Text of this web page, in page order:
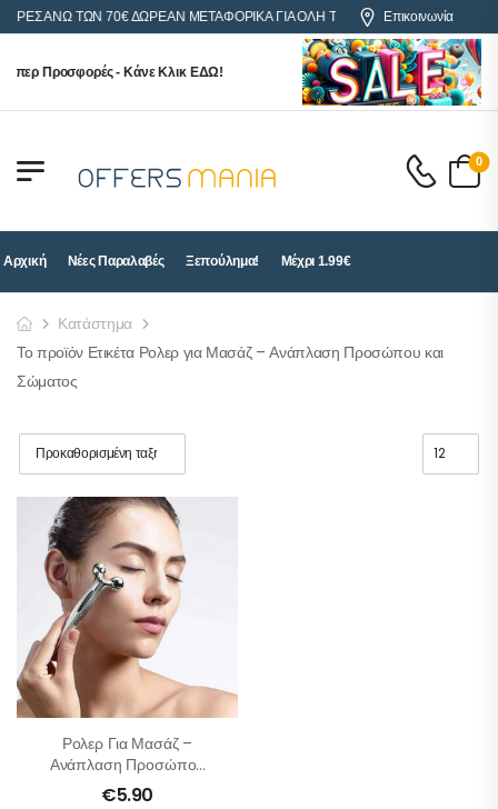
ΑΝΩ ΤΩΝ 70€ ΔΩΡΕΑΝ ΜΕΤΑΦΟΡΙΚΑ ΓΙΑ ΟΛΗ ΤΗΝ ΕΛΛΑΔΑΕπικοινωνία
Προσφορές - Κάνε Κλικ ΕΔΩ!
0
Αρχική Νέες Παραλαβές Ξεπούλημα! Μέχρι 1.99€
Κατάστημα
Το προϊόν Ετικέτα Ρολερ για Μασάζ – Ανάπλαση Προσώπου και
Σώματος
Ρολερ Για Μασάζ –
Ανάπλαση Προσώπου
Και Σώματος
€5.90